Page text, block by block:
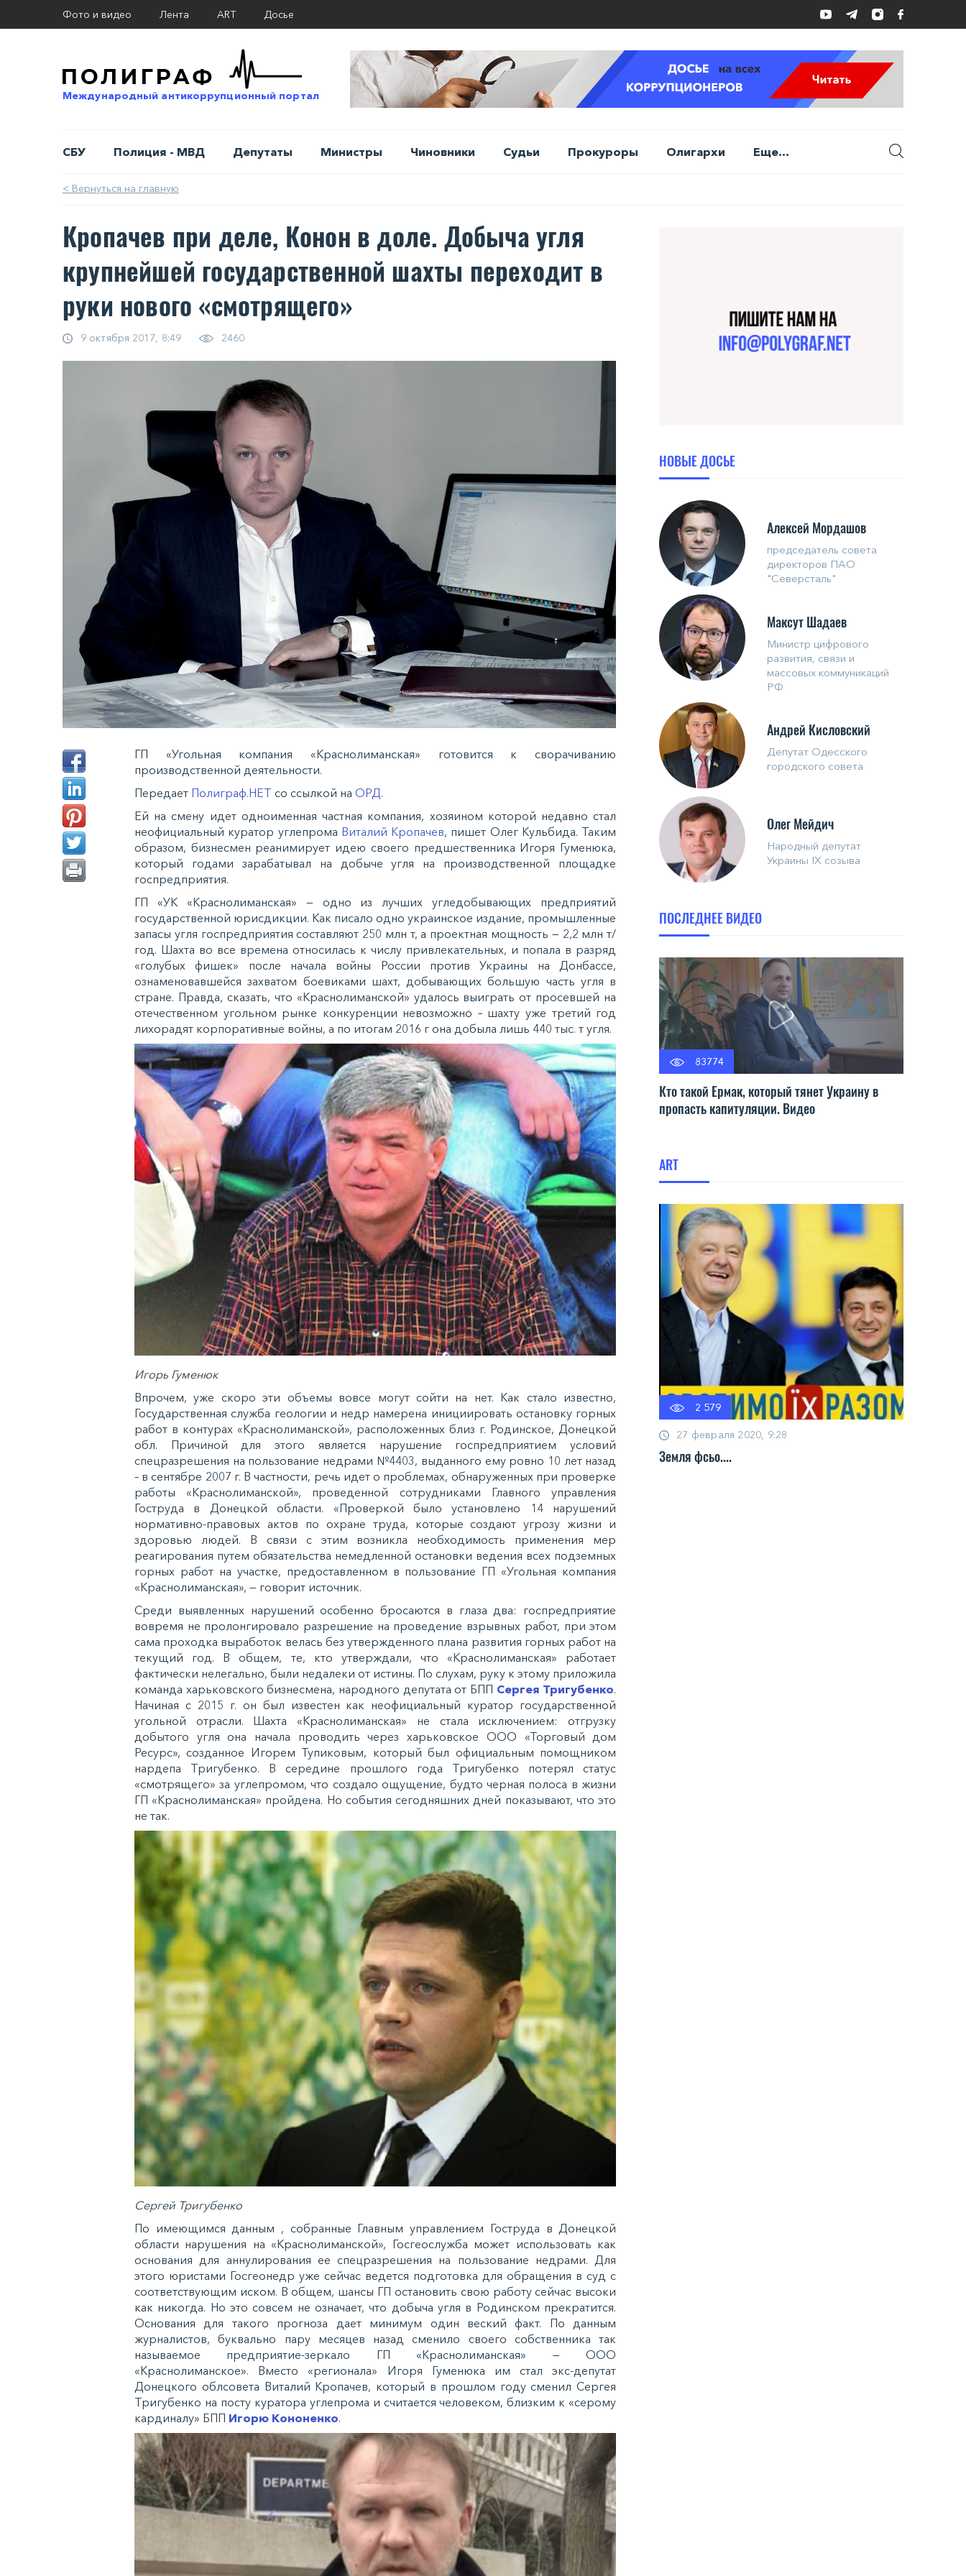
Фото и видео Лента ART Досье
Международный антикоррупционный портал
СБУ Полиция - МВД Депутаты Министры Чиновники Судьи Прокуроры Олигархи Еще...
< Вернуться на главную
Кропачев при деле, Конон в доле. Добыча угля
крупнейшей государственной шахты переходит в
руки нового «смотрящего»
9 октября 2017, 8:49 2460
ГП «Угольная компания «Краснолиманская» готовится к сворачиванию
производственной деятельности.
Передает Полиграф.НЕТ со ссылкой на ОРД.
Ей на смену идет одноименная частная компания, хозяином которой недавно стал
неофициальный куратор углепрома Виталий Кропачев, пишет Олег Кульбида. Таким
образом, бизнесмен реанимирует идею своего предшественника Игоря Гуменюка,
который годами зарабатывал на добыче угля на производственной площадке
госпредприятия.
ГП «УК «Краснолиманская» — одно из лучших угледобывающих предприятий
государственной юрисдикции. Как писало одно украинское издание, промышленные
запасы угля госпредприятия составляют 250 млн т, а проектная мощность — 2,2 млн т/
год. Шахта во все времена относилась к числу привлекательных, и попала в разряд
«голубых фишек» после начала войны России против Украины на Донбассе,
ознаменовавшейся захватом боевиками шахт, добывающих большую часть угля в
стране. Правда, сказать, что «Краснолиманской» удалось выиграть от просевшей на
отечественном угольном рынке конкуренции невозможно – шахту уже третий год
лихорадят корпоративные войны, а по итогам 2016 г она добыла лишь 440 тыс. т угля.
Игорь Гуменюк
Впрочем, уже скоро эти объемы вовсе могут сойти на нет. Как стало известно,
Государственная служба геологии и недр намерена инициировать остановку горных
работ в контурах «Краснолиманской», расположенных близ г. Родинское, Донецкой
обл. Причиной для этого является нарушение госпредприятием условий
спецразрешения на пользование недрами №4403, выданного ему ровно 10 лет назад
– в сентябре 2007 г. В частности, речь идет о проблемах, обнаруженных при проверке
работы «Краснолиманской», проведенной сотрудниками Главного управления
Гоструда в Донецкой области. «Проверкой было установлено 14 нарушений
нормативно-правовых актов по охране труда, которые создают угрозу жизни и
здоровью людей. В связи с этим возникла необходимость применения мер
реагирования путем обязательства немедленной остановки ведения всех подземных
горных работ на участке, предоставленном в пользование ГП «Угольная компания
«Краснолиманская», — говорит источник.
Среди выявленных нарушений особенно бросаются в глаза два: госпредприятие
вовремя не пролонгировало разрешение на проведение взрывных работ, при этом
сама проходка выработок велась без утвержденного плана развития горных работ на
текущий год. В общем, те, кто утверждали, что «Краснолиманская» работает
фактически нелегально, были недалеки от истины. По слухам, руку к этому приложила
команда харьковского бизнесмена, народного депутата от БПП Сергея Тригубенко.
Начиная с 2015 г. он был известен как неофициальный куратор государственной
угольной отрасли. Шахта «Краснолиманская» не стала исключением: отгрузку
добытого угля она начала проводить через харьковское ООО «Торговый дом
Ресурс», созданное Игорем Тупиковым, который был официальным помощником
нардепа Тригубенко. В середине прошлого года Тригубенко потерял статус
«смотрящего» за углепромом, что создало ощущение, будто черная полоса в жизни
ГП «Краснолиманская» пройдена. Но события сегодняшних дней показывают, что это
не так.
Сергей Тригубенко
По имеющимся данным , собранные Главным управлением Гоструда в Донецкой
области нарушения на «Краснолиманской», Госгеослужба может использовать как
основания для аннулирования ее спецразрешения на пользование недрами. Для
этого юристами Госгеонедр уже сейчас ведется подготовка для обращения в суд с
соответствующим иском. В общем, шансы ГП остановить свою работу сейчас высоки
как никогда. Но это совсем не означает, что добыча угля в Родинском прекратится.
Основания для такого прогноза дает минимум один веский факт. По данным
журналистов, буквально пару месяцев назад сменило своего собственника так
называемое предприятие-зеркало ГП «Краснолиманская» — ООО
«Краснолиманское». Вместо «регионала» Игоря Гуменюка им стал экс-депутат
Донецкого облсовета Виталий Кропачев, который в прошлом году сменил Сергея
Тригубенко на посту куратора углепрома и считается человеком, близким к «серому
кардиналу» БПП Игорю Кононенко.
НОВЫЕ ДОСЬЕ
Алексей Мордашов
председатель совета
директоров ПАО
"Северсталь"
Максут Шадаев
Министр цифрового
развития, связи и
массовых коммуникаций
РФ
Андрей Кисловский
Депутат Одесского
городского совета
Олег Мейдич
Народный депутат
Украины IX созыва
ПОСЛЕДНЕЕ ВИДЕО
83774
Кто такой Ермак, который тянет Украину в
пропасть капитуляции. Видео
ART
2 579
27 февраля 2020, 9:28
Земля фсьо....